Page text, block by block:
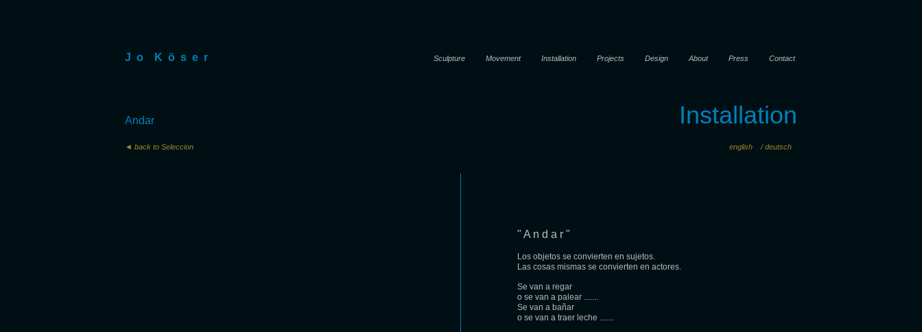
J o K ö s e r Sculpture Movement Installation Projects Design About Press Contact
Andar
◄ back to Seleccion
Installation
english / deutsch
" A n d a r "
Los objetos se convierten en sujetos.
Las cosas mismas se convierten en actores.
Se van a regar
o se van a palear .......
Se van a bañar
o se van a traer leche .......